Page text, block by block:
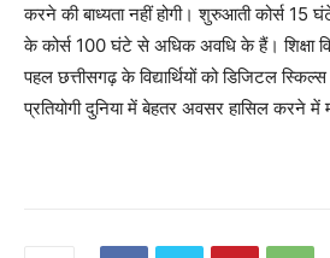
करने की बाध्यता नहीं होगी। शुरुआती कोर्स
के कोर्स 100 घंटे से अधिक अवधि के हैं। शिक्षा
पहल छत्तीसगढ़ के विद्यार्थियों को डिजिटल
प्रतियोगी दुनिया में बेहतर अवसर हासिल करने में